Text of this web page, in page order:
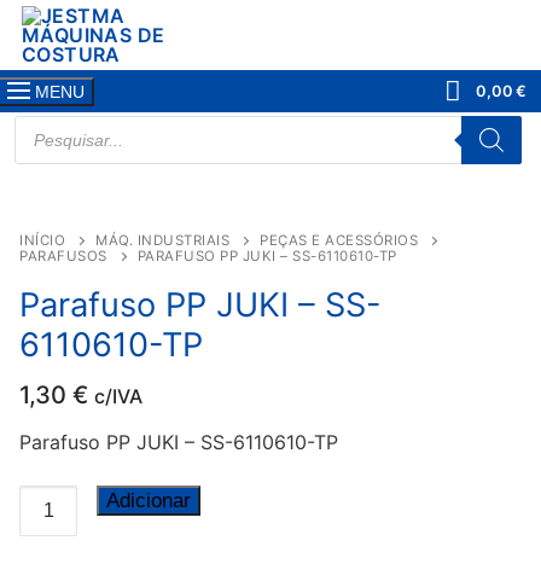
Saltar
para
conteúdo
MENU 0,00€
PRODUCTS
SEARCH
INÍCIO MÁQ. INDUSTRIAIS
PEÇAS E ACESSÓRIOS
PARAFUSOS
PARAFUSO PP JUKI – SS-6110610-TP
Parafuso PP JUKI – SS-
6110610-TP
1,30 € c/IVA
Parafuso PP JUKI – SS-6110610-TP
Quantidade
de
Adicionar